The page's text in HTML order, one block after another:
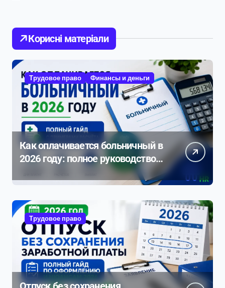
Корисні матеріали
Трудовое право Финансы и деньги
Как оплачивается больничный в
2026 году: полное руководство с
Трудовое право